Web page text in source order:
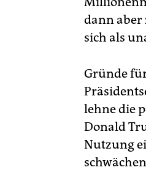
dann aber
sich als
Gründe
lehne die
Donald
Nutzung